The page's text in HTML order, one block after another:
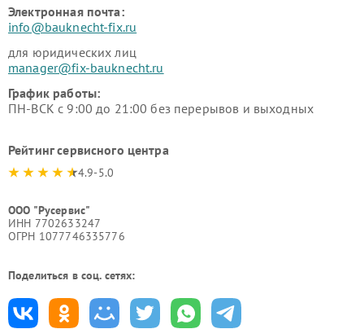
Электронная почта:
info@bauknecht-fix.ru
для юридических лиц
manager@fix-bauknecht.ru
График работы:
ПН-ВСК с 9:00 до 21:00 без перерывов и выходных
Рейтинг сервисного центра
4.9-5.0
ООО "Русервис"
ИНН 7702633247
ОГРН 1077746335776
Поделиться в соц. сетях: